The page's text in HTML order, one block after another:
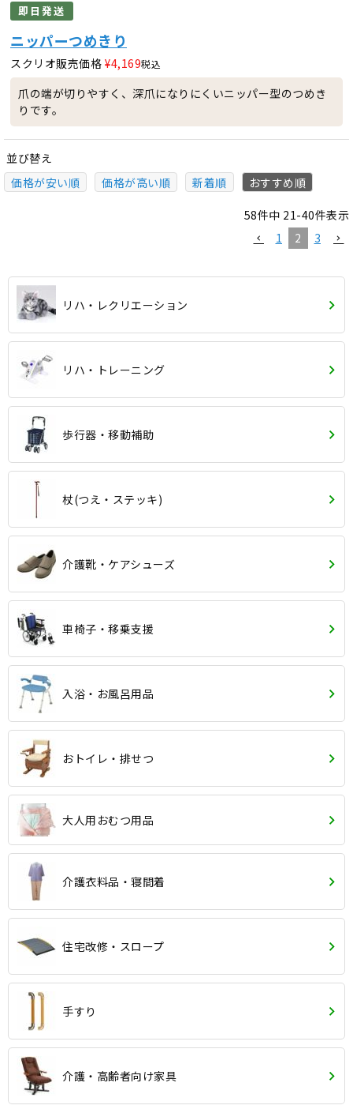
即日発送
ニッパーつめきり
スクリオ販売価格 ¥4,169税込
爪の端が切りやすく、深爪になりにくいニッパー型のつめき
りです。
並び替え
価格が安い順
価格が高い順 新着順 おすすめ順
58件中 21-40件表示
1
2 3
リハ・レクリエーション
リハ・トレーニング
歩行器・移動補助
杖(つえ・ステッキ)
介護靴・ケアシューズ
車椅子・移乗支援
入浴・お風呂用品
おトイレ・排せつ
大人用おむつ用品
介護衣料品・寝間着
住宅改修・スロープ
手すり
介護・高齢者向け家具